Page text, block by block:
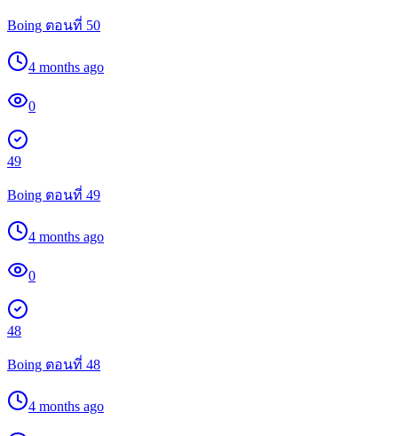
Boing ตอนที่ 50
4 months ago
0
49
Boing ตอนที่ 49
4 months ago
0
48
Boing ตอนที่ 48
4 months ago